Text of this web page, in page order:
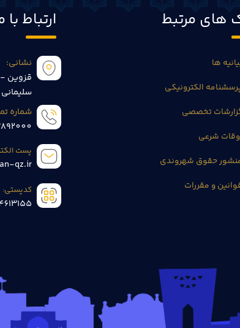
های مرتبط
ها
الکترونیکی
تخصصی
شرعی
حقوق شهروندی
و مقررات
ارتباط با
نشانی:
قزوین -
سلیمانی
شماره
پست
qz.ir
کدپستی: